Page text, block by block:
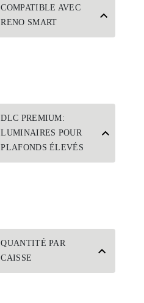
COMPATIBLE AVEC
RENO SMART
DLC PREMIUM:
LUMINAIRES POUR
PLAFONDS ÉLEVÉS
QUANTITÉ PAR
CAISSE